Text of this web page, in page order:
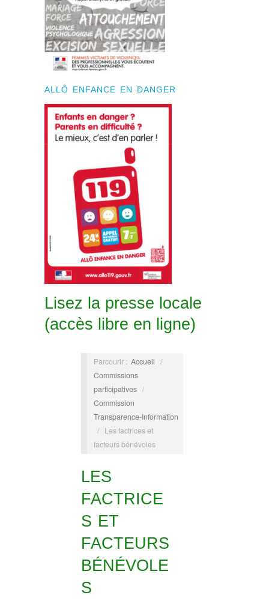
ALLÔ ENFANCE EN DANGER
Lisez la presse locale
(accès libre en ligne)
Parcourir : Accueil /
Commissions
participatives /
Commission
Transparence-Information
/ Les factrices et
facteurs bénévoles
LES
FACTRICE
S ET
FACTEURS
BÉNÉVOLE
S